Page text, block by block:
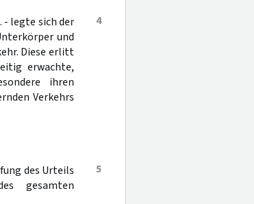
4
- legte sich der
und
Diese erlitt
erwachte,
ihren
Verkehrs
5
des Urteils
gesamten